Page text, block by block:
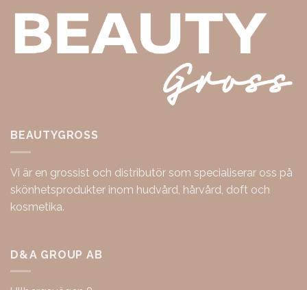
BEAUTYGROSS
Vi är en grossist och distributör som specialiserar oss på
skönhetsprodukter inom hudvård, hårvård, doft och
kosmetika.
D&A GROUP AB